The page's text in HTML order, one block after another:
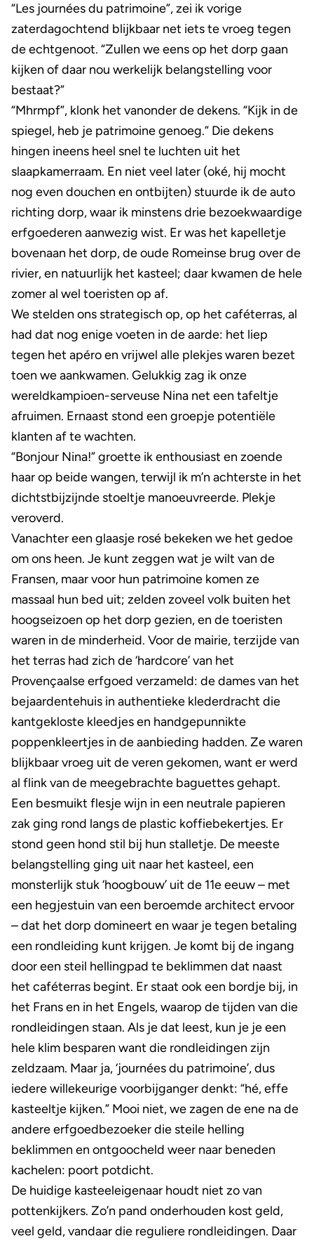
“Les journées du patrimoine”, zei ik vorige
zaterdagochtend blijkbaar net iets te vroeg tegen
de echtgenoot. “Zullen we eens op het dorp gaan
kijken of daar nou werkelijk belangstelling voor
bestaat?”
“Mhrmpf”, klonk het vanonder de dekens. “Kijk in de
spiegel, heb je patrimoine genoeg.” Die dekens
hingen ineens heel snel te luchten uit het
slaapkamerraam. En niet veel later (oké, hij mocht
nog even douchen en ontbijten) stuurde ik de auto
richting dorp, waar ik minstens drie bezoekwaardige
erfgoederen aanwezig wist. Er was het kapelletje
bovenaan het dorp, de oude Romeinse brug over de
rivier, en natuurlijk het kasteel; daar kwamen de hele
zomer al wel toeristen op af.
We stelden ons strategisch op, op het caféterras, al
had dat nog enige voeten in de aarde: het liep
tegen het apéro en vrijwel alle plekjes waren bezet
toen we aankwamen. Gelukkig zag ik onze
wereldkampioen-serveuse Nina net een tafeltje
afruimen. Ernaast stond een groepje potentiële
klanten af te wachten.
“Bonjour Nina!” groette ik enthousiast en zoende
haar op beide wangen, terwijl ik m’n achterste in het
dichtstbijzijnde stoeltje manoeuvreerde. Plekje
veroverd.
Vanachter een glaasje rosé bekeken we het gedoe
om ons heen. Je kunt zeggen wat je wilt van de
Fransen, maar voor hun patrimoine komen ze
massaal hun bed uit; zelden zoveel volk buiten het
hoogseizoen op het dorp gezien, en de toeristen
waren in de minderheid. Voor de mairie, terzijde van
het terras had zich de ‘hardcore’ van het
Provençaalse erfgoed verzameld: de dames van het
bejaardentehuis in authentieke klederdracht die
kantgekloste kleedjes en handgepunnikte
poppenkleertjes in de aanbieding hadden. Ze waren
blijkbaar vroeg uit de veren gekomen, want er werd
al flink van de meegebrachte baguettes gehapt.
Een besmuikt flesje wijn in een neutrale papieren
zak ging rond langs de plastic koffiebekertjes. Er
stond geen hond stil bij hun stalletje. De meeste
belangstelling ging uit naar het kasteel, een
monsterlijk stuk ‘hoogbouw’ uit de 11e eeuw – met
een hegjestuin van een beroemde architect ervoor
– dat het dorp domineert en waar je tegen betaling
een rondleiding kunt krijgen. Je komt bij de ingang
door een steil hellingpad te beklimmen dat naast
het caféterras begint. Er staat ook een bordje bij, in
het Frans en in het Engels, waarop de tijden van die
rondleidingen staan. Als je dat leest, kun je je een
hele klim besparen want die rondleidingen zijn
zeldzaam. Maar ja, ‘journées du patrimoine’, dus
iedere willekeurige voorbijganger denkt: “hé, effe
kasteeltje kijken.” Mooi niet, we zagen de ene na de
andere erfgoedbezoeker die steile helling
beklimmen en ontgoocheld weer naar beneden
kachelen: poort potdicht.
De huidige kasteeleigenaar houdt niet zo van
pottenkijkers. Zo’n pand onderhouden kost geld,
veel geld, vandaar die reguliere rondleidingen. Daar